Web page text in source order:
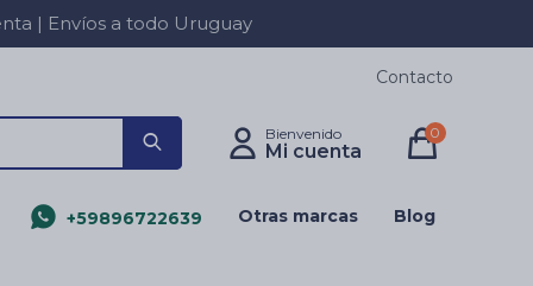
| Envíos a todo Uruguay
+59896722639 Otras marcas Blog
0
Contacto